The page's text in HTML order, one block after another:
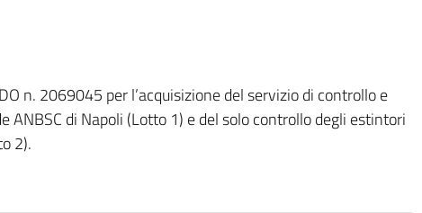
n. 2069045 per l’acquisizione del servizio di controllo e
di Napoli (Lotto 1) e del solo controllo degli estintori
2).